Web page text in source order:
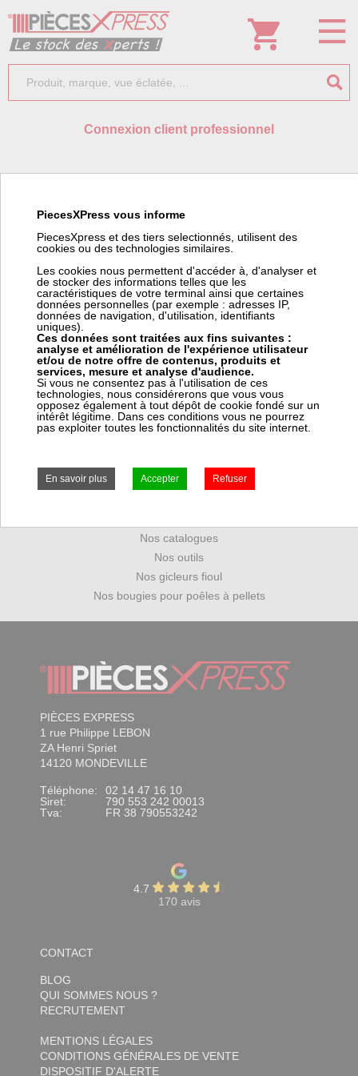
Connexion client professionnel
Mot de passe perdu
Nos catalogues
Nos outils
Nos gicleurs fioul
Nos bougies pour poêles à pellets
PIÈCES EXPRESS
1 rue Philippe LEBON
ZA Henri Spriet
14120 MONDEVILLE
Téléphone:
02 14 47 16 10
Siret:
790 553 242 00013
Tva:
FR 38 790553242
4.7
170 avis
CONTACT
BLOG
QUI SOMMES NOUS ?
RECRUTEMENT
MENTIONS LÉGALES
CONDITIONS GÉNÉRALES DE VENTE
DISPOSITIF D'ALERTE
PiecesXPress vous informe
PiecesXpress et des tiers selectionnés, utilisent des
cookies ou des technologies similaires.
Les cookies nous permettent d'accéder à, d'analyser et
de stocker des informations telles que les
caractéristiques de votre terminal ainsi que certaines
données personnelles (par exemple : adresses IP,
données de navigation, d'utilisation, identifiants
uniques).
Ces données sont traitées aux fins suivantes :
analyse et amélioration de l'expérience utilisateur
et/ou de notre offre de contenus, produits et
services, mesure et analyse d'audience.
Si vous ne consentez pas à l'utilisation de ces
technologies, nous considérerons que vous vous
opposez également à tout dépôt de cookie fondé sur un
intérêt légitime. Dans ces conditions vous ne pourrez
pas exploiter toutes les fonctionnalités du site internet.